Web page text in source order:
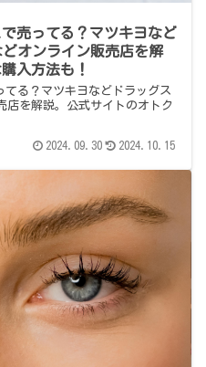
売ってる？マツキヨなど
どオンライン販売店を解
入方法も！
てる？マツキヨなどドラッグス
店を解説。公式サイトのオトク
2024.09.30 2024.10.15